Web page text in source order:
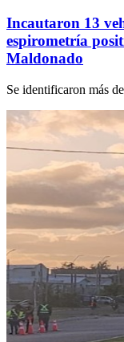
Incautaron 13
espirometría
Maldonado
Se identificaron más